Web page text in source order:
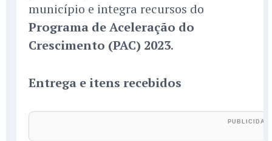
município e integra recursos do
Programa de Aceleração do
Crescimento (PAC) 2023.
Entrega e itens recebidos